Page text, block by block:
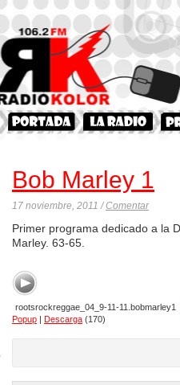
Bob Marley 1
17 noviembre, 2011 /Comentar
Primer programa dedicado a la
Marley. 63-65.
rootsrockreggae_04_9-11-11.bobmarley1
Popup | Descarga (170)